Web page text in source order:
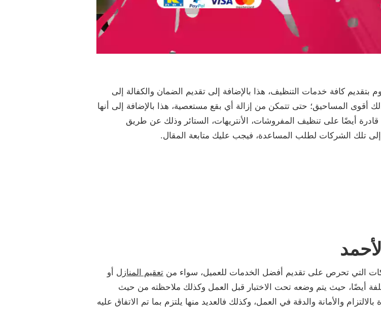
كافة خدمات التنظيف، هذا بالإضافة إلى تقديم الضمان والكفالة إلى
أقوى المساحيق؛ حتى تتمكن من إزالة أي بقع مستعصية، هذا بالإضافة إلى أنها
أيضًا على تنظيف المفروشات، الأنتريهات، الستائر وذلك عن طريق
تلك الشركات لطلب المساعدة، فيجب عليك متابعة المقال.
التي تحرص على تقديم أفضل الخدمات للعميل، سواء من تعقيم المنازل أو
أيضًا، حيث يتم وضعه تحت الاختبار قبل العمل وكذلك ملاحظته من حيث
والأمانة والدقة في العمل، وكذلك فالعديد منها يلتزم بما تم الاتفاق عليه